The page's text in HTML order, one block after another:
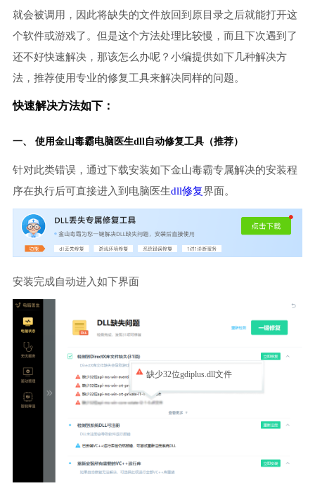
就会被调用，因此将缺失的文件放回到原目录之后就能打开这
个软件或游戏了。但是这个方法处理比较慢，而且下次遇到了
还不好快速解决，那该怎么办呢？小编提供如下几种解决方
法，推荐使用专业的修复工具来解决同样的问题。
快速解决方法如下：
一、 使用金山毒霸电脑医生dll自动修复工具（推荐）
针对此类错误，通过下载安装如下金山毒霸专属解决的安装程
序在执行后可直接进入到电脑医生dll修复界面。
安装完成自动进入如下界面
缺少32位gdiplus.dll文件